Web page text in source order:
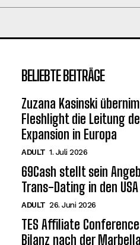
BELIEBTE BEITRÄGE
Zuzana Kasinski
Fleshlight die Leitung
Expansion in Europa
ADULT 1. Juli 2026
69Cash stellt sein
Trans-Dating in den
ADULT 26. Juni 2026
TES Affiliate
Bilanz nach der